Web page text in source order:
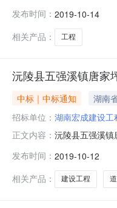
YLHY-2019-
人推荐意见评
发布时间： 2019-10-14
相关产品：
工程
沅陵县五强溪镇唐家
中标｜中标通知 湖南
招标单位： 湖南宏成建设工
正文内容： 沅陵县五强溪
代理编号：
供应
发布时间： 2019-10-12
相关产品：
建设工程